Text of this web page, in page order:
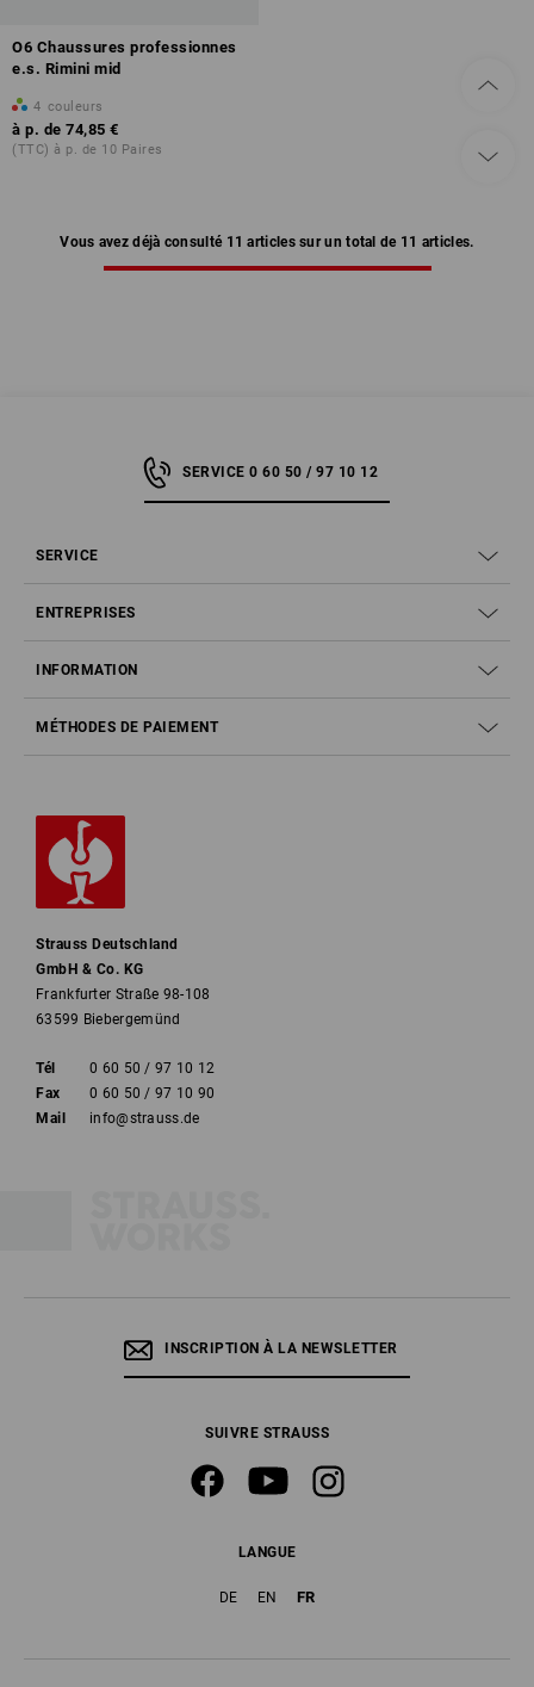
O6 Chaussures professionnes
e.s. Rimini mid
4 couleurs
à p. de 74,85 €
(TTC) à p. de 10 Paires
Vous avez déjà consulté 11 articles sur un total de 11 articles.
SERVICE 0 60 50 / 97 10 12
SERVICE
ENTREPRISES
INFORMATION
MÉTHODES DE PAIEMENT
Strauss Deutschland
GmbH & Co. KG
Frankfurter Straße 98-108
63599 Biebergemünd
Tél
0 60 50 / 97 10 12
Fax
0 60 50 / 97 10 90
Mail
info@strauss.de
INSCRIPTION À LA NEWSLETTER
SUIVRE STRAUSS
LANGUE
DE EN FR